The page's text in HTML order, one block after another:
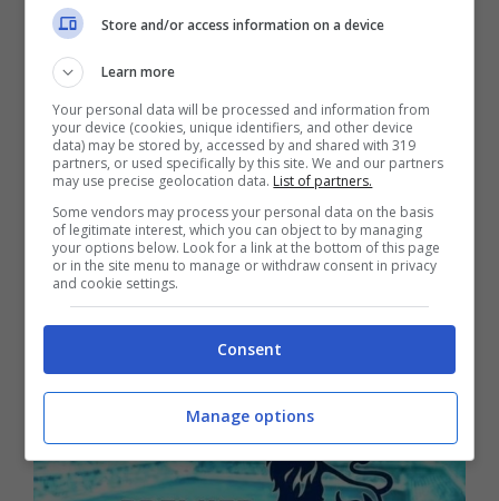
Sky.
Store and/or access information on a device
Learn more
Your personal data will be processed and information from
your device (cookies, unique identifiers, and other device
data) may be stored by, accessed by and shared with 319
partners, or used specifically by this site. We and our partners
may use precise geolocation data. List of partners.
Some vendors may process your personal data on the basis
of legitimate interest, which you can object to by managing
your options below. Look for a link at the bottom of this page
or in the site menu to manage or withdraw consent in privacy
and cookie settings.
Consent
Manage options